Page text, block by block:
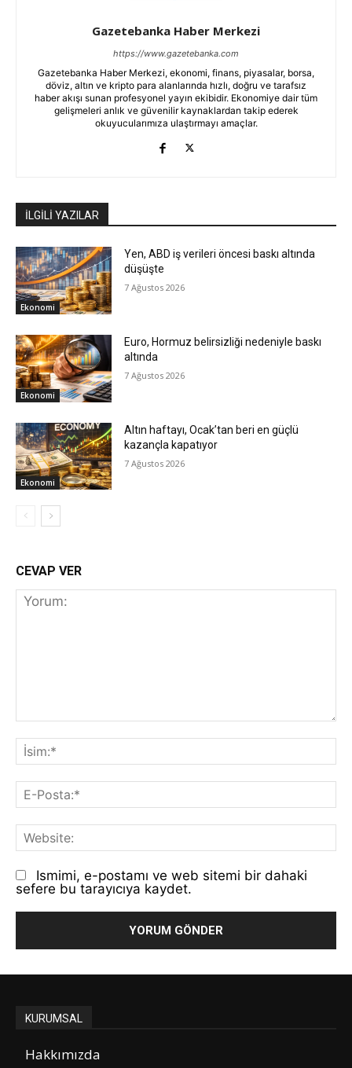
Gazetebanka Haber Merkezi
https://www.gazetebanka.com
Gazetebanka Haber Merkezi, ekonomi, finans, piyasalar, borsa,
döviz, altın ve kripto para alanlarında hızlı, doğru ve tarafsız
haber akışı sunan profesyonel yayın ekibidir. Ekonomiye dair tüm
gelişmeleri anlık ve güvenilir kaynaklardan takip ederek
okuyucularımıza ulaştırmayı amaçlar.
İLGİLİ YAZILAR
Ekonomi
Yen, ABD iş verileri öncesi baskı altında
düşüşte
7 Ağustos 2026
Ekonomi
Euro, Hormuz belirsizliği nedeniyle baskı
altında
7 Ağustos 2026
Ekonomi
Altın haftayı, Ocak’tan beri en güçlü
kazançla kapatıyor
7 Ağustos 2026
CEVAP VER
Ismimi, e-postamı ve web sitemi bir dahaki
sefere bu tarayıcıya kaydet.
KURUMSAL
Hakkımızda